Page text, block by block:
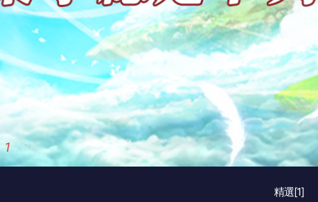
精選[1]
2 / 3